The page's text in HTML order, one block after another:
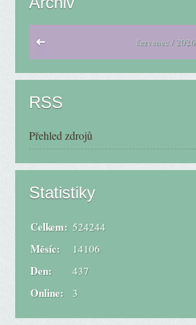
červenec / 2026
RSS
Přehled zdrojů
Statistiky
Online: 3
Celkem: 524244
Měsíc: 14106
Den: 437